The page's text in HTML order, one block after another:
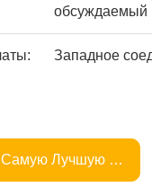
обсуждаемый
Западное
Самую Лучшую Цену